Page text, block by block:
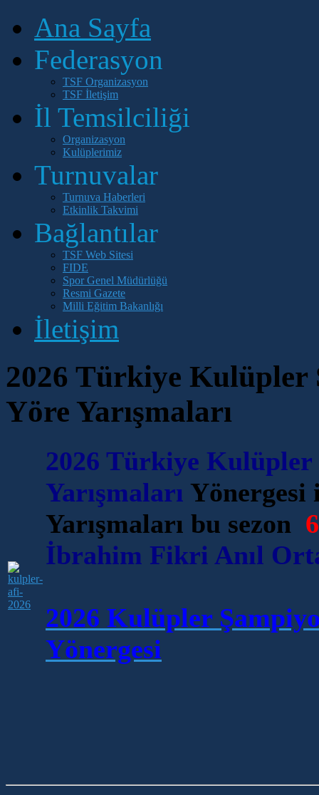
Ana Sayfa
Federasyon
TSF Organizasyon
TSF İletişim
İl Temsilciliği
Organizasyon
Kulüplerimiz
Turnuvalar
Turnuva Haberleri
Etkinlik Takvimi
Bağlantılar
TSF Web Sitesi
FIDE
Spor Genel Müdürlüğü
Resmi Gazete
Milli Eğitim Bakanlığı
İletişim
2026 Türkiye Kulüpler
Yöre Yarışmaları
2026 Türkiye Kulüpler
Yarışmaları
Yarışmaları bu sezon
İbrahim Fikri Anıl
2026 Kulüpler
Yönergesi